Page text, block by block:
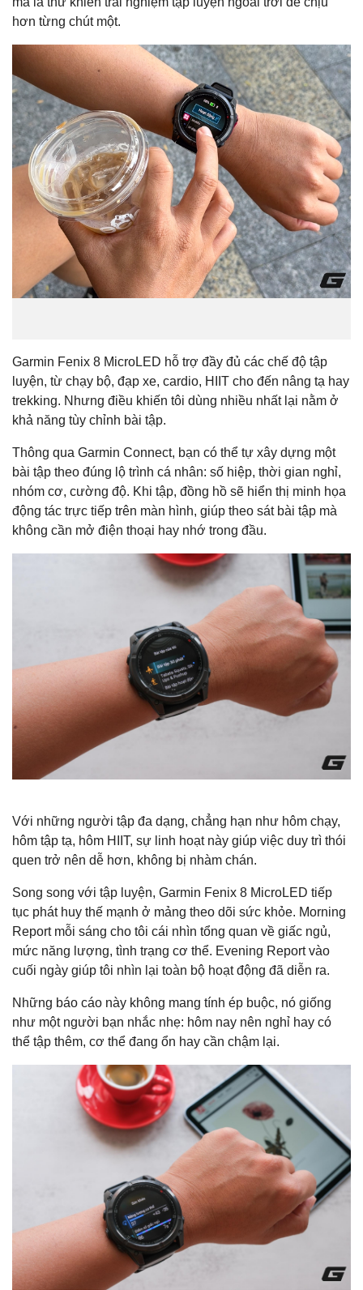
hơn từng chút một.
Garmin Fenix 8 MicroLED hỗ trợ đầy đủ các chế độ tập
luyện, từ chạy bộ, đạp xe, cardio, HIIT cho đến nâng tạ hay
trekking. Nhưng điều khiến tôi dùng nhiều nhất lại nằm ở
khả năng tùy chỉnh bài tập.
Thông qua Garmin Connect, bạn có thể tự xây dựng một
bài tập theo đúng lộ trình cá nhân: số hiệp, thời gian nghỉ,
nhóm cơ, cường độ. Khi tập, đồng hồ sẽ hiển thị minh họa
động tác trực tiếp trên màn hình, giúp theo sát bài tập mà
không cần mở điện thoại hay nhớ trong đầu.
Với những người tập đa dạng, chẳng hạn như hôm chạy,
hôm tập tạ, hôm HIIT, sự linh hoạt này giúp việc duy trì thói
quen trở nên dễ hơn, không bị nhàm chán.
Song song với tập luyện, Garmin Fenix 8 MicroLED tiếp
tục phát huy thế mạnh ở mảng theo dõi sức khỏe. Morning
Report mỗi sáng cho tôi cái nhìn tổng quan về giấc ngủ,
mức năng lượng, tình trạng cơ thể. Evening Report vào
cuối ngày giúp tôi nhìn lại toàn bộ hoạt động đã diễn ra.
Những báo cáo này không mang tính ép buộc, nó giống
như một người bạn nhắc nhẹ: hôm nay nên nghỉ hay có
thể tập thêm, cơ thể đang ổn hay cần chậm lại.